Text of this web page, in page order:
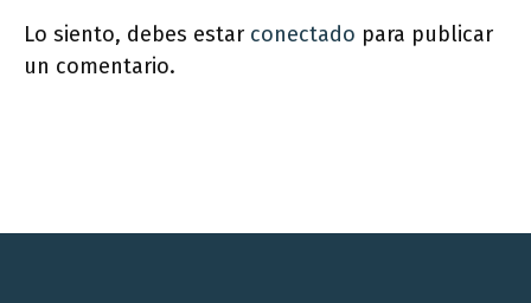
Lo siento, debes estar conectado para publicar
un comentario.